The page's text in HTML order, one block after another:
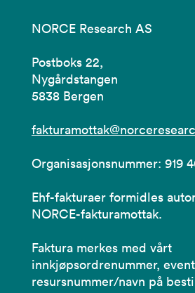
NORCE Research AS
Postboks 22,
Nygårdstangen
5838 Bergen
Organisasjonsnummer: 919
Ehf-fakturaer formidles
NORCE-fakturamottak.
Faktura merkes med vårt
innkjøpsordrenummer,
resursnummer/navn på